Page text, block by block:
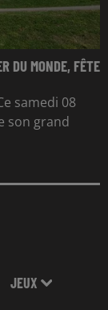
DU MONDE, FÊTE
samedi 08
son grand
JEUX